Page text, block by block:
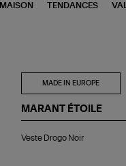
MAISON TENDANCES
MADE IN EUROPE
MARANT ÉTOILE
Drogo
Veste Drogo Noir